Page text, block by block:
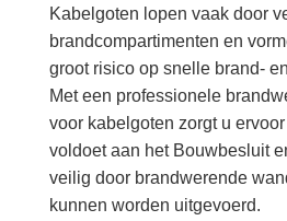
Kabelgoten lopen vaak door
brandcompartimenten en
groot risico op snelle brand-
Met een professionele
voor kabelgoten zorgt u
voldoet aan het Bouwbesluit
veilig door brandwerende
kunnen worden uitgevoerd.